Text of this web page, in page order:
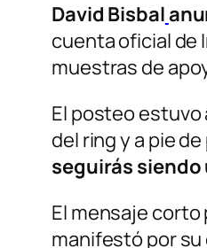
David Bisbal
cuenta oficial de
muestras de
El posteo estuvo
del ring y a pie
seguirás siendo
El mensaje
manifestó por